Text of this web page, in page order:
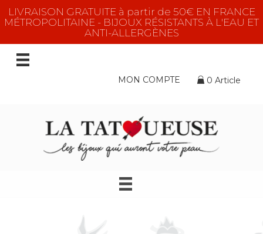
LIVRAISON GRATUITE à partir de 50€ EN FRANCE
MÉTROPOLITAINE - BIJOUX RÉSISTANTS À L'EAU ET
ANTI-ALLERGÈNES
MON COMPTE 0 Article